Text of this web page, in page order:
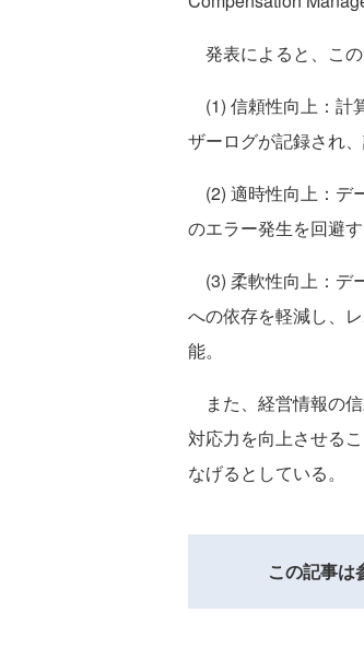
発表によると、こ
(1) 信頼性向上：計
ザーログが記録され
(2) 適時性向上：デ
のエラー発生を回避
(3) 柔軟性向上：デ
への依存を軽減し、
能。
また、経営情報の
対応力を向上させる
なげるとしている。
この記事は